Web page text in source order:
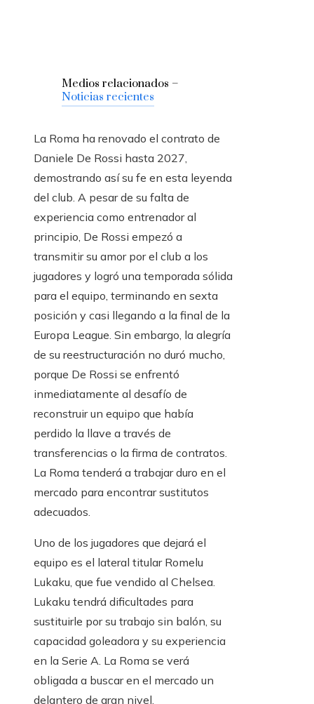
Medios relacionados –
Noticias recientes
La Roma ha renovado el contrato de
Daniele De Rossi hasta 2027,
demostrando así su fe en esta leyenda
del club. A pesar de su falta de
experiencia como entrenador al
principio, De Rossi empezó a
transmitir su amor por el club a los
jugadores y logró una temporada sólida
para el equipo, terminando en sexta
posición y casi llegando a la final de la
Europa League. Sin embargo, la alegría
de su reestructuración no duró mucho,
porque De Rossi se enfrentó
inmediatamente al desafío de
reconstruir un equipo que había
perdido la llave a través de
transferencias o la firma de contratos.
La Roma tenderá a trabajar duro en el
mercado para encontrar sustitutos
adecuados.
Uno de los jugadores que dejará el
equipo es el lateral titular Romelu
Lukaku, que fue vendido al Chelsea.
Lukaku tendrá dificultades para
sustituirle por su trabajo sin balón, su
capacidad goleadora y su experiencia
en la Serie A. La Roma se verá
obligada a buscar en el mercado un
delantero de gran nivel.